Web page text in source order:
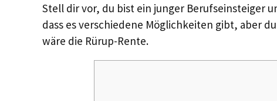
Stell dir vor, du bist ein junger Berufseinsteiger
dass es verschiedene Möglichkeiten gibt, aber
wäre die Rürup-Rente.